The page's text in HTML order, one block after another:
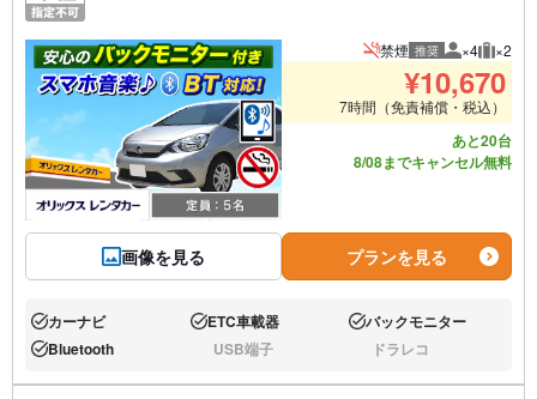
画像を見る
禁煙 推奨 推奨人数
×4 推奨
×2
¥10,670
7時間（免責補償・税込）
あと20台
8/08までキャンセル無料
プランを見る
あり:カーナビ あり:ETC車載器 あり:バックモニター
あり:Bluetooth なし:USB端子 なし:ドラレコ